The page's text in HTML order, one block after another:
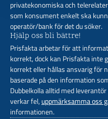
privatekonomiska och
som konsument enkelt ska
operatör/bank för det du söker.
Hjälp oss bli bättre!
Prisfakta arbetar för att
korrekt, dock kan Prisfakta
korrekt eller hållas ansvarig för
baserade på den information
Dubbelkolla alltid med
verkar fel,uppmärksamma oss
informationen.